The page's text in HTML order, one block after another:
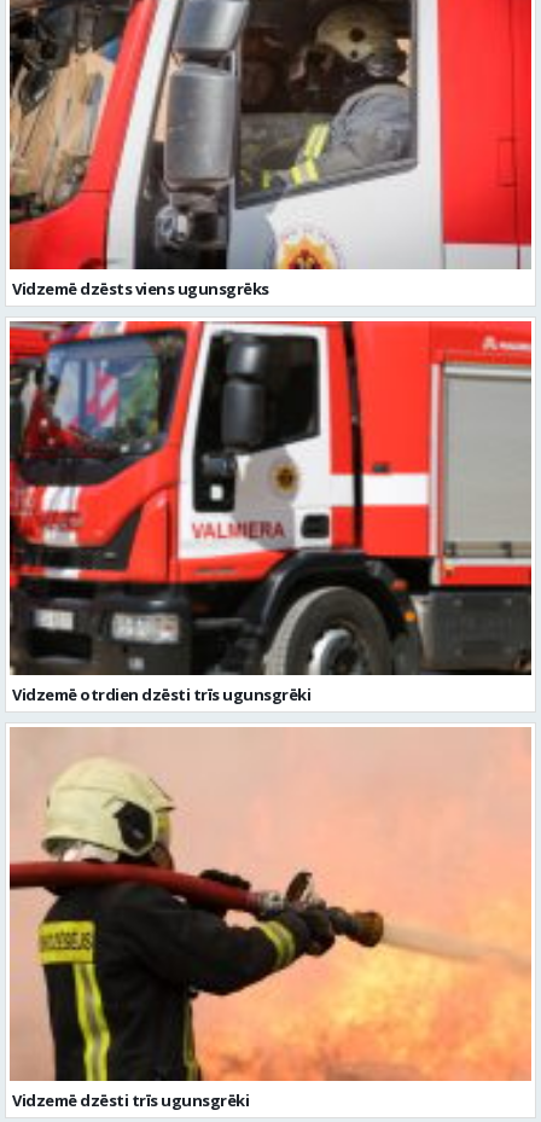
Vidzemē dzēsts viens ugunsgrēks
Vidzemē otrdien dzēsti trīs ugunsgrēki
Vidzemē dzēsti trīs ugunsgrēki